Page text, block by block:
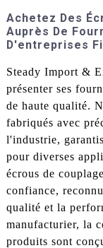
Achetez Des
Auprès De
D'entreprises
Steady Import &
présenter ses
de haute qualité.
fabriqués avec
l'industrie,
pour diverses
écrous de
confiance,
qualité et la
manufacturier, la
produits sont